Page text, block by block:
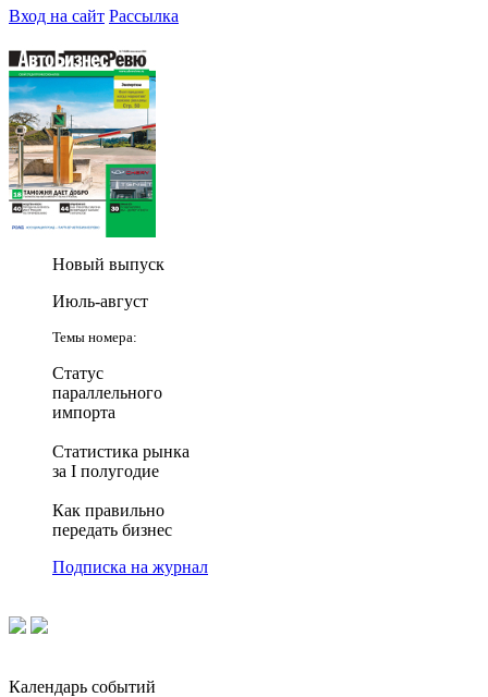
Вход на сайт Рассылка
Новый выпуск
Июль-август
Темы номера:
Статус
параллельного
импорта
Статистика рынка
за I полугодие
Как правильно
передать бизнес
Подписка на журнал
Календарь событий